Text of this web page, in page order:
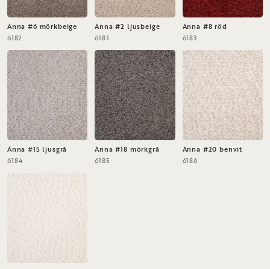
Anna #6 mörkbeige
6182
Anna #2 ljusbeige
6181
Anna #8 röd
6183
Anna #15 ljusgrå
6184
Anna #18 mörkgrå
6185
Anna #20 benvit
6186